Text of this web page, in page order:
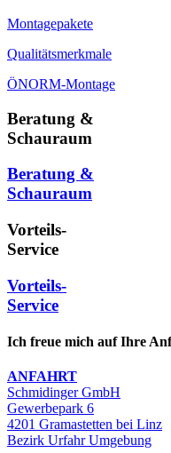
Montagepakete
Qualitätsmerkmale
ÖNORM-Montage
Beratung &
Schauraum
Beratung &
Schauraum
Vorteils-
Service
Vorteils-
Service
Ich freue mich auf Ihre
ANFAHRT
Schmidinger GmbH
Gewerbepark 6
4201 Gramastetten bei Linz
Bezirk Urfahr Umgebung